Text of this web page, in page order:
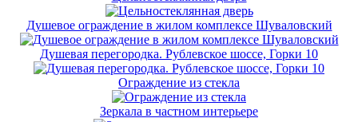
Душевое ограждение в жилом комплексе Шуваловский
Душевая перегородка. Рублевское шоссе, Горки 10
Ограждение из стекла
Зеркала в частном интерьере